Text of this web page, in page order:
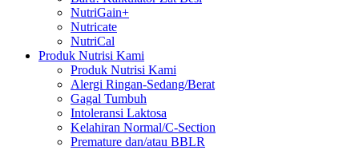
NutriGain+
Nutricate
NutriCal
Produk Nutrisi Kami
Produk Nutrisi Kami
Alergi Ringan-Sedang/Berat
Gagal Tumbuh
Intoleransi Laktosa
Kelahiran Normal/C-Section
Premature dan/atau BBLR